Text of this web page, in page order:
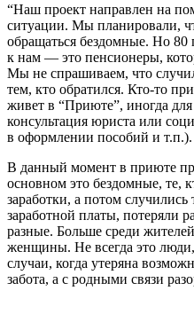
“Наш проект направлен на
ситуации. Мы планировали,
обращаться бездомные. Но 80
к нам — это пенсионеры,
Мы не спрашиваем, что
тем, кто обратился. Кто-то
живет в “Приюте”, иногда
консультация юриста или
в оформлении пособий и т.п.).
В данный момент в приюте
основном это бездомные, те,
заработки, а потом случились
заработной платы, потеряли
разные. Больше среди
женщины. Не всегда это
случаи, когда утеряна
забота, а с родными связи